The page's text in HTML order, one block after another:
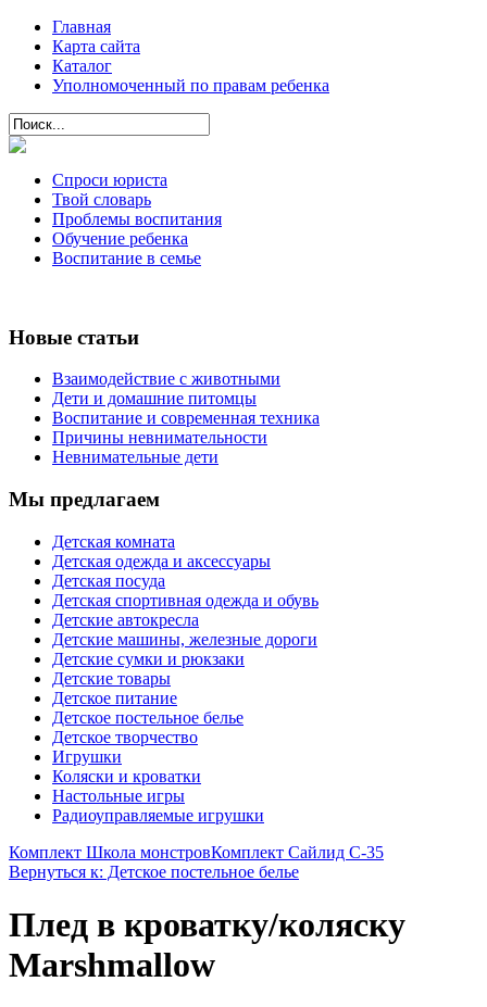
Главная
Карта сайта
Каталог
Уполномоченный по правам ребенка
Спроси юриста
Твой словарь
Проблемы воспитания
Обучение ребенка
Воспитание в семье
Новые статьи
Взаимодействие с животными
Дети и домашние питомцы
Воспитание и современная техника
Причины невнимательности
Невнимательные дети
Мы предлагаем
Детская комната
Детская одежда и аксессуары
Детская посуда
Детская спортивная одежда и обувь
Детские автокресла
Детские машины, железные дороги
Детские сумки и рюкзаки
Детские товары
Детское питание
Детское постельное белье
Детское творчество
Игрушки
Коляски и кроватки
Настольные игры
Радиоуправляемые игрушки
Комплект Школа монстровКомплект Сайлид С-35
Вернуться к: Детское постельное белье
Плед в кроватку/коляску
Marshmallow